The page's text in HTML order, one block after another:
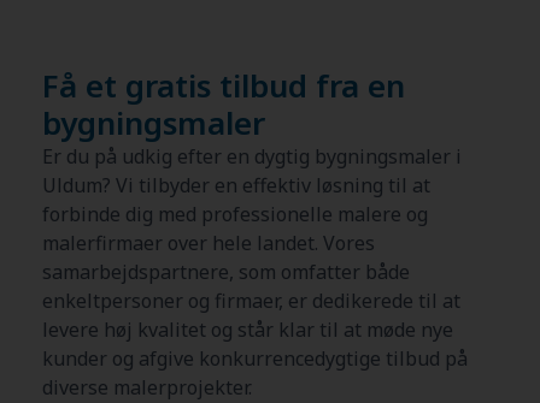
Få et gratis tilbud fra en
bygningsmaler
Er du på udkig efter en dygtig bygningsmaler i
Uldum? Vi tilbyder en effektiv løsning til at
forbinde dig med professionelle malere og
malerfirmaer over hele landet. Vores
samarbejdspartnere, som omfatter både
enkeltpersoner og firmaer, er dedikerede til at
levere høj kvalitet og står klar til at møde nye
kunder og afgive konkurrencedygtige tilbud på
diverse malerprojekter.